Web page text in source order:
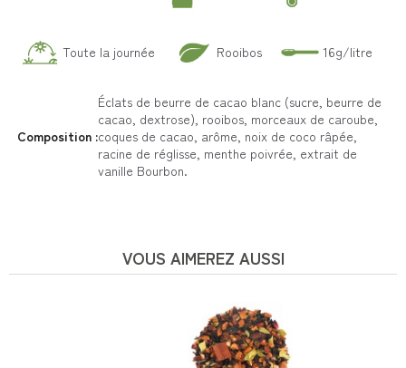
Toute la journée Rooibos 16g/litre
Composition :
Éclats de beurre de cacao blanc (sucre, beurre de
cacao, dextrose), rooibos, morceaux de caroube,
coques de cacao, arôme, noix de coco râpée,
racine de réglisse, menthe poivrée, extrait de
vanille Bourbon.
VOUS AIMEREZ AUSSI